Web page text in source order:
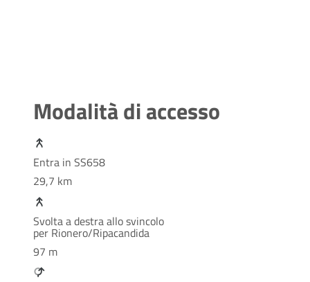
Modalità di accesso
Entra in SS658
29,7 km
Svolta a destra allo svincolo
per Rionero/Ripacandida
97 m